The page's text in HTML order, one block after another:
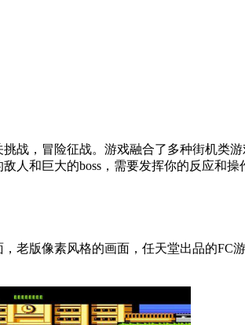
战，冒险征战。游戏融合了多种街机类
人和巨大的boss，需要发挥你的反应和
老版像素风格的画面，任天堂出品的FC